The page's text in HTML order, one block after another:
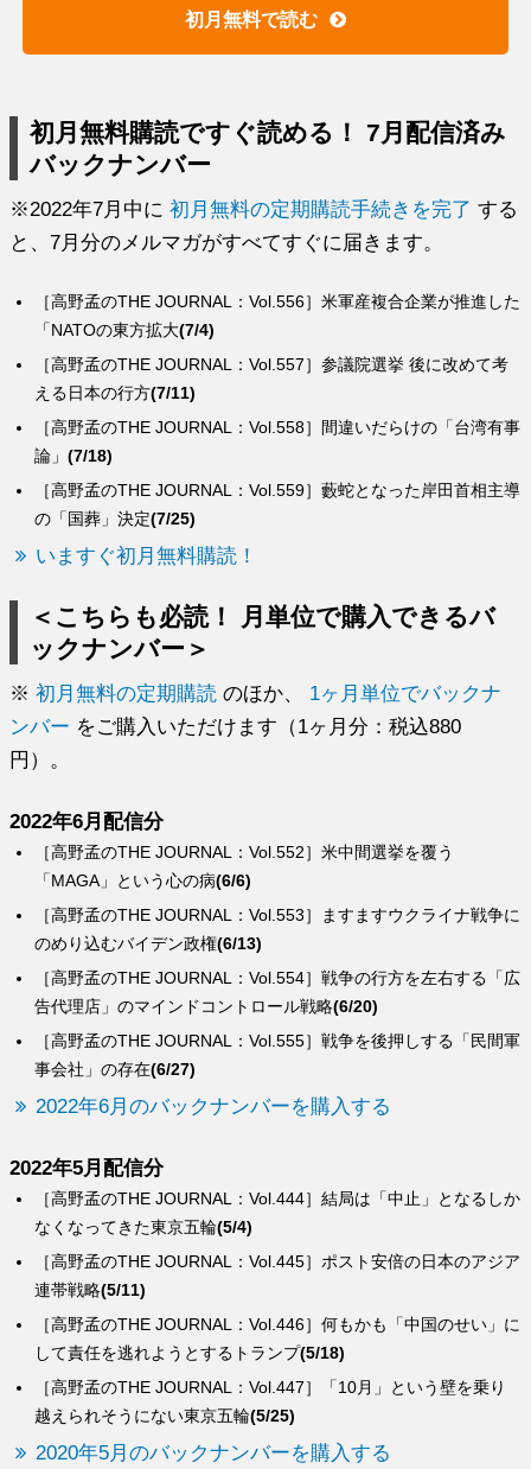
初月無料で読む
初月無料購読ですぐ読める！ 7月配信済み
バックナンバー
※2022年7月中に 初月無料の定期購読手続きを完了 する
と、7月分のメルマガがすべてすぐに届きます。
［高野孟のTHE JOURNAL：Vol.559］藪蛇となった岸田首相主導
の「国葬」決定(7/25)
［高野孟のTHE JOURNAL：Vol.558］間違いだらけの「台湾有事
論」(7/18)
［高野孟のTHE JOURNAL：Vol.557］参議院選挙 後に改めて考
える日本の行方(7/11)
［高野孟のTHE JOURNAL：Vol.556］米軍産複合企業が推進した
「NATOの東方拡大(7/4)
いますぐ初月無料購読！
＜こちらも必読！ 月単位で購入できるバ
ックナンバー＞
※ 初月無料の定期購読 のほか、
1ヶ月単位でバックナ
ンバー をご購入いただけます（1ヶ月分：税込880
円）。
2022年6月配信分
［高野孟のTHE JOURNAL：Vol.555］戦争を後押しする「民間軍
事会社」の存在(6/27)
［高野孟のTHE JOURNAL：Vol.554］戦争の行方を左右する「広
告代理店」のマインドコントロール戦略(6/20)
［高野孟のTHE JOURNAL：Vol.553］ますますウクライナ戦争に
のめり込むバイデン政権(6/13)
［高野孟のTHE JOURNAL：Vol.552］米中間選挙を覆う
「MAGA」という心の病(6/6)
2022年6月のバックナンバーを購入する
2022年5月配信分
［高野孟のTHE JOURNAL：Vol.447］「10月」という壁を乗り
越えられそうにない東京五輪(5/25)
［高野孟のTHE JOURNAL：Vol.446］何もかも「中国のせい」に
して責任を逃れようとするトランプ(5/18)
［高野孟のTHE JOURNAL：Vol.445］ポスト安倍の日本のアジア
連帯戦略(5/11)
［高野孟のTHE JOURNAL：Vol.444］結局は「中止」となるしか
なくなってきた東京五輪(5/4)
2020年5月のバックナンバーを購入する